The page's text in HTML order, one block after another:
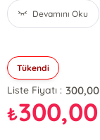
Devamını Oku
Tükendi
Liste Fiyatı : 300,00
₺300,00